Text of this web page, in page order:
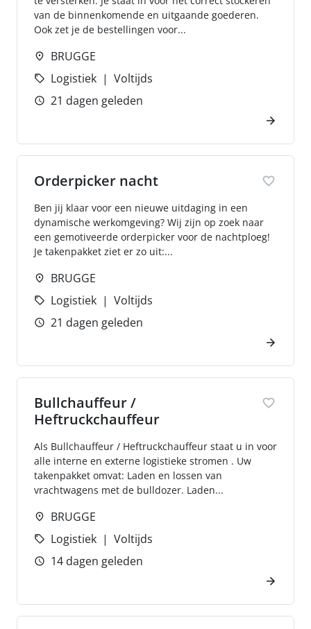
van de binnenkomende en uitgaande goederen.
Ook zet je de bestellingen voor...
BRUGGE
Logistiek
Voltijds
21 dagen geleden
Orderpicker nacht
Ben jij klaar voor een nieuwe uitdaging in een
dynamische werkomgeving? Wij zijn op zoek naar
een gemotiveerde orderpicker voor de nachtploeg!
Je takenpakket ziet er zo uit:...
BRUGGE
Logistiek
Voltijds
21 dagen geleden
Bullchauffeur /
Heftruckchauffeur
Als Bullchauffeur / Heftruckchauffeur staat u in voor
alle interne en externe logistieke stromen . Uw
takenpakket omvat: Laden en lossen van
vrachtwagens met de bulldozer. Laden...
BRUGGE
Logistiek
Voltijds
14 dagen geleden